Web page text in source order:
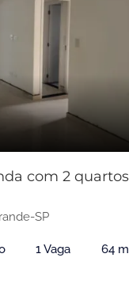
com 2
SP
1 Vaga 64